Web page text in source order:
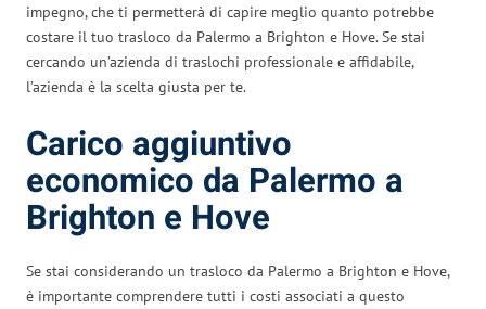
impegno, che ti permetterà di capire meglio quanto potrebbe
costare il tuo trasloco da Palermo a Brighton e Hove. Se stai
cercando un’azienda di traslochi professionale e affidabile,
l’azienda è la scelta giusta per te.
Carico aggiuntivo
economico da Palermo a
Brighton e Hove
Se stai considerando un trasloco da Palermo a Brighton e Hove,
è importante comprendere tutti i costi associati a questo